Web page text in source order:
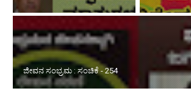
ಜೀವನ ಸಂಭ್ರಮ : ಸಂಚಿಕೆ - 254